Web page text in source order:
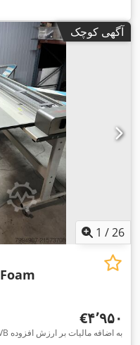
آگهی کوچک
1 /26
Foam
‎€۴٬۹۵۰
VB به اضافه مالیات بر ارزش افزوده